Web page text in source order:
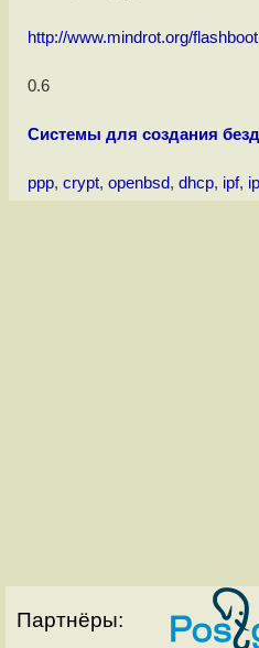
http://www.mindrot.org/
0.6
Системы для создания
ppp, crypt, openbsd, dhcp, ipf,
Партнёры: